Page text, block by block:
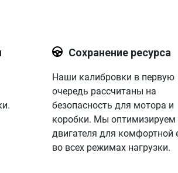
Сохранение ресурса
Наши калибровки в первую
очередь рассчитаны на
безопасность для мотора и
коробки. Мы оптимизируем
двигателя для комфортной
во всех режимах нагрузки.